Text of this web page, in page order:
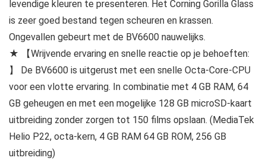
levendige kleuren te presenteren. Het Corning Gorilla Glass
is zeer goed bestand tegen scheuren en krassen.
Ongevallen gebeurt met de BV6600 nauwelijks.
★ 【Wrijvende ervaring en snelle reactie op je behoeften:
】 De BV6600 is uitgerust met een snelle Octa-Core-CPU
voor een vlotte ervaring. In combinatie met 4 GB RAM, 64
GB geheugen en met een mogelijke 128 GB microSD-kaart
uitbreiding zonder zorgen tot 150 films opslaan. (MediaTek
Helio P22, octa-kern, 4 GB RAM 64 GB ROM, 256 GB
uitbreiding)